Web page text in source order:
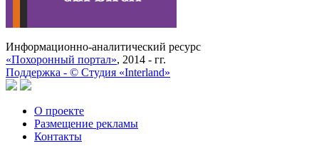
Информационно-аналитический ресурс
«Похоронный портал», 2014 - гг.
Поддержка - © Cтудия «Interland»
О проекте
Размещение рекламы
Контакты